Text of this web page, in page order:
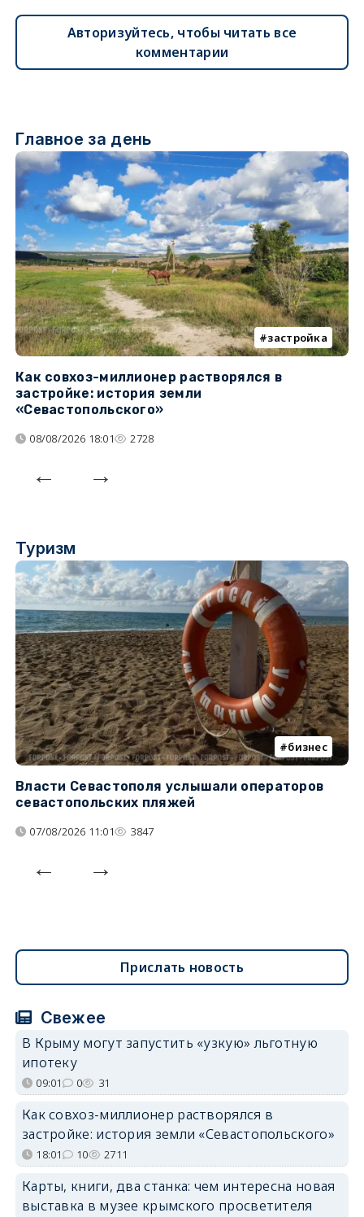
Авторизуйтесь, чтобы читать все
комментарии
Главное за день
застройка
Как совхоз-миллионер растворялся в
застройке: история земли
«Севастопольского»
08/08/2026 18:01 2728
Туризм
бизнес
Власти Севастополя услышали операторов
севастопольских пляжей
07/08/2026 11:01 3847
Прислать новость
Свежее
В Крыму могут запустить «узкую» льготную
ипотеку
09:01 0 31
Как совхоз-миллионер растворялся в
застройке: история земли «Севастопольского»
18:01 10 2711
Карты, книги, два станка: чем интересна новая
выставка в музее крымского просветителя